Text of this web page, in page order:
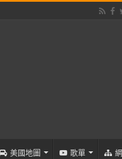
美國地圖 歌單